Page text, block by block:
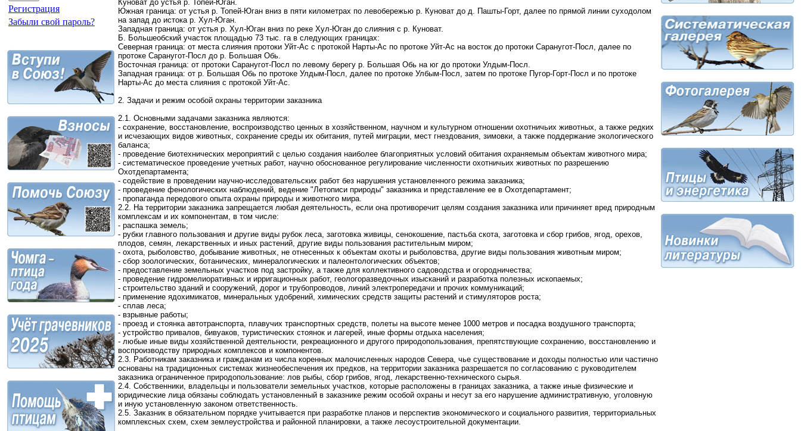
Регистрация
Забыли свой пароль?
Куноват до устья р. Топей-Юган.
Южная граница: от устья р. Топей-Юган вниз в пяти километрах по левобережью р. Куноват до д. Пашты-Горт, далее по прямой линии суходолом
на запад до истока р. Хул-Юган.
Западная граница: от устья р. Хул-Юган вниз по реке Хул-Юган до слияния с р. Куноват.
Б. Большеобский участок площадью 73 тыс. га в следующих границах:
Северная граница: от места слияния протоки Уйт-Ас с протокой Нарты-Ас по протоке Уйт-Ас на восток до протоки Саранугот-Посл, далее по
протоке Саранугот-Посл до р. Большая Обь.
Восточная граница: от протоки Саранугот-Посл по левому берегу р. Большая Обь на юг до протоки Улдым-Посл.
Западная граница: от р. Большая Обь по протоке Улдым-Посл, далее по протоке Улбым-Посл, затем по протоке Пугор-Горт-Посл и по протоке
Нарты-Ас до места слияния с протокой Уйт-Ас.
2. Задачи и режим особой охраны территории заказника
2.1. Основными задачами заказника являются:
- сохранение, восстановление, воспроизводство ценных в хозяйственном, научном и культурном отношении охотничьих животных, а также редких
и исчезающих видов животных, сохранение среды их обитания, путей миграции, мест гнездования, зимовки, а также поддержание экологического
баланса;
- проведение биотехнических мероприятий с целью создания наиболее благоприятных условий обитания охраняемым объектам животного мира;
- систематическое проведение учетных работ, научно обоснованное регулирование численности охотничьих животных по разрешению
Охотдепартамента;
- содействие в проведении научно-исследовательских работ без нарушения установленного режима заказника;
- проведение фенологических наблюдений, ведение "Летописи природы" заказника и представление ее в Охотдепартамент;
- пропаганда передового опыта охраны природы и животного мира.
2.2. На территории заказника запрещается любая деятельность, если она противоречит целям создания заказника или причиняет вред природным
комплексам и их компонентам, в том числе:
- распашка земель;
- рубки главного пользования и другие виды рубок леса, заготовка живицы, сенокошение, пастьба скота, заготовка и сбор грибов, ягод, орехов,
плодов, семян, лекарственных и иных растений, другие виды пользования растительным миром;
- охота, рыболовство, добывание животных, не отнесенных к объектам охоты и рыболовства, другие виды пользования животным миром;
- сбор зоологических, ботанических, минералогических и палеонтологических объектов;
- предоставление земельных участков под застройку, а также для коллективного садоводства и огородничества;
- проведение гидромелиоративных и ирригационных работ, геологоразведочных изысканий и разработка полезных ископаемых;
- строительство зданий и сооружений, дорог и трубопроводов, линий электропередачи и прочих коммуникаций;
- применение ядохимикатов, минеральных удобрений, химических средств защиты растений и стимуляторов роста;
- сплав леса;
- взрывные работы;
- проезд и стоянка автотранспорта, плавучих транспортных средств, полеты на высоте менее 1000 метров и посадка воздушного транспорта;
- устройство привалов, бивуаков, туристических стоянок и лагерей, иные формы отдыха населения;
- любые иные виды хозяйственной деятельности, рекреационного и другого природопользования, препятствующие сохранению, восстановлению и
воспроизводству природных комплексов и компонентов.
2.3. Работникам заказника и гражданам из числа коренных малочисленных народов Севера, чье существование и доходы полностью или частично
основаны на традиционных системах жизнеобеспечения их предков, на территории заказника разрешается по согласованию с руководителем
заказника ограниченное природопользование: лов рыбы, сбор грибов, ягод, лекарственно-технического сырья.
2.4. Собственники, владельцы и пользователи земельных участков, которые расположены в границах заказника, а также иные физические и
юридические лица обязаны соблюдать установленный в заказнике режим особой охраны и несут за его нарушение административную, уголовную
и иную установленную законом ответственность.
2.5. Заказник в обязательном порядке учитывается при разработке планов и перспектив экономического и социального развития, территориальных
комплексных схем, схем землеустройства и районной планировки, а также лесоустроительной документации.